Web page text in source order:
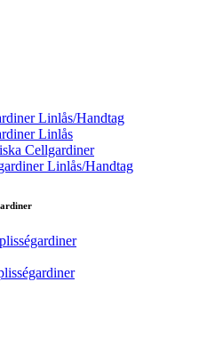
Linlås/Handtag
Linlås
Cellgardiner
Linlås/Handtag